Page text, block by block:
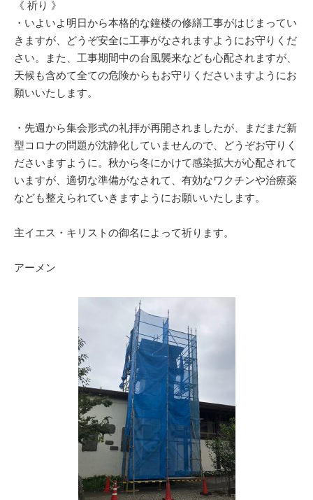
《 祈り 》
・いよいよ明日から本格的な鐘楼の修繕工事がはじまってい
きますが、どうぞ安全に工事がなされますようにお守りくだ
さい。また、工事期間中の台風襲来なども心配されますが、
天候も含めて全ての危険からもお守りくださいますようにお
願いいたします。
・先週から集会形式の礼拝が再開されましたが、まだまだ新
型コロナの問題が沈静化していませんので、どうぞお守りく
ださいますように。秋から冬にかけて感染拡大が心配されて
いますが、適切な準備がなされて、有効なワクチンや治療薬
なども整えられていきますようにお願いいたします。
主イエス・キリストの御名によって祈ります。
アーメン